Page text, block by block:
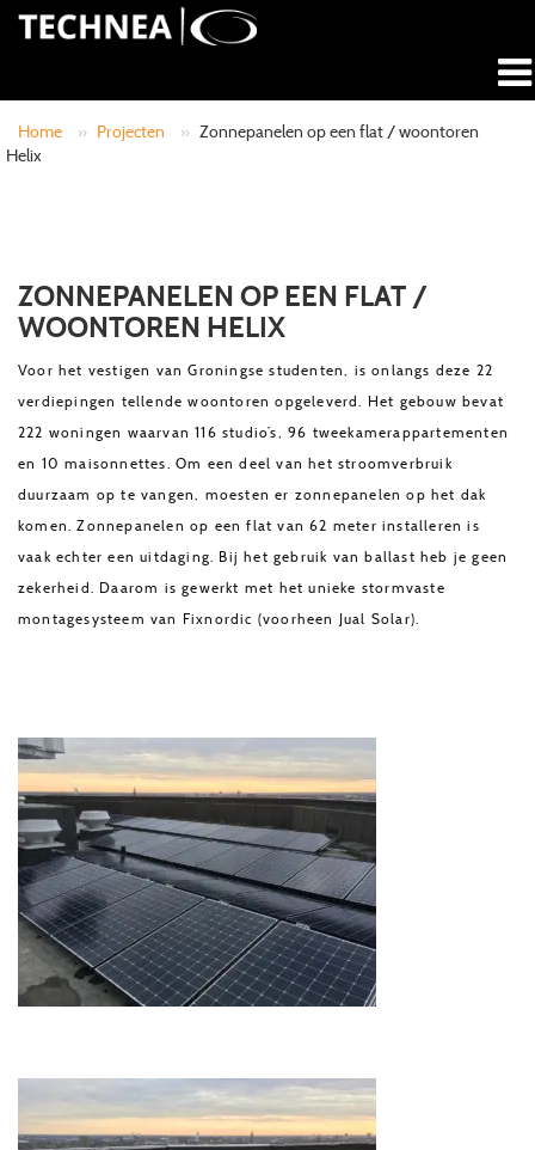
Home » Projecten » Zonnepanelen op een flat / woontoren
Helix
ZONNEPANELEN OP EEN FLAT /
WOONTOREN HELIX
Voor het vestigen van Groningse studenten, is onlangs deze 22
verdiepingen tellende woontoren opgeleverd. Het gebouw bevat
222 woningen waarvan 116 studio’s, 96 tweekamerappartementen
en 10 maisonnettes. Om een deel van het stroomverbruik
duurzaam op te vangen, moesten er zonnepanelen op het dak
komen. Zonnepanelen op een flat van 62 meter installeren is
vaak echter een uitdaging. Bij het gebruik van ballast heb je geen
zekerheid. Daarom is gewerkt met het unieke stormvaste
montagesysteem van Fixnordic (voorheen Jual Solar).